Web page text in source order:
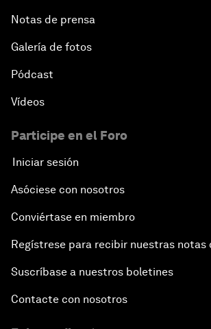
Notas de prensa
Galería de fotos
Pódcast
Vídeos
Participe en el Foro
Iniciar sesión
Asóciese con nosotros
Conviértase en miembro
Regístrese para recibir nuestras notas
Suscríbase a nuestros boletines
Contacte con nosotros